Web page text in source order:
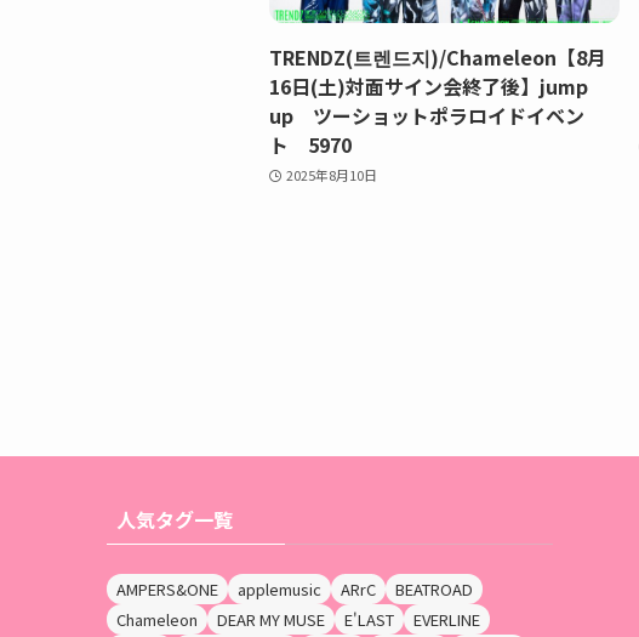
TRENDZ(트렌드지)/Chameleon【8月
16日(土)対面サイン会終了後】jump
up ツーショットポラロイドイベン
ト 5970
2025年8月10日
人気タグ一覧
AMPERS&ONE applemusic ARrC
BEATROAD
Chameleon
DEAR MY MUSE E'LAST EVERLINE